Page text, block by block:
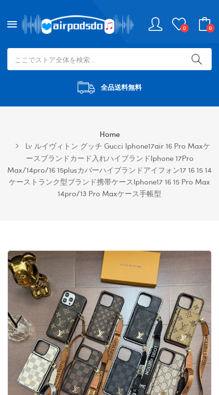
0 0
全品送料無料
Home
Lv ルイヴィトン グッチ Gucci Iphone17air 16 Pro Maxケ
ースブランドカード入れハイブランドiphone 17Pro
Max/14pro/16 15plusカバーハイブランドアイフォン17 16 15 14
ケーストランク型ブランド携帯ケースiphone17 16 15 Pro Max
14pro/13 Pro Maxケース手帳型